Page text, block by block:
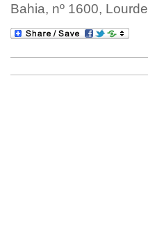
Bahia, nº 1600,